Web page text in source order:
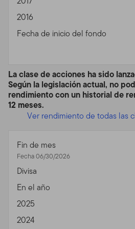
2016
Fecha de inicio del fondo
La clase de acciones ha sido
Según la legislación actual, no
rendimiento con un historial de
12 meses.
Ver rendimiento de todas las
Fin de mes
Fecha 06/30/2026
Divisa
En el año
2025
2024
Privacidad,
Información
Solicitadas y
Uso
Política de Privacidad.Para
Privacidad para un sumario de la
no pública que podemos acopiar
inversores actuales y de ex
con relación al uso de esa
que tomamos para salvaguardarla.
Transmisión de Información
Sitio puede implicar la trasmisión